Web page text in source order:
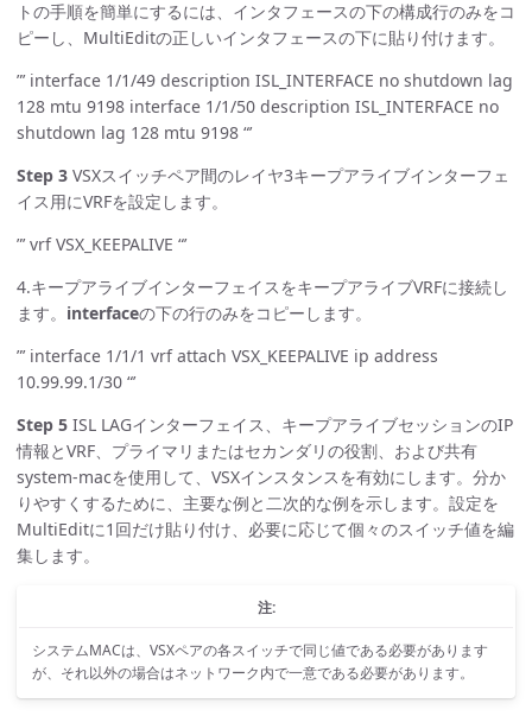
トの手順を簡単にするには、インタフェースの下の構成行のみをコ
ピーし、MultiEditの正しいインタフェースの下に貼り付けます。
”’ interface 1/1/49 description ISL_INTERFACE no shutdown lag
128 mtu 9198 interface 1/1/50 description ISL_INTERFACE no
shutdown lag 128 mtu 9198 “’
Step 3 VSXスイッチペア間のレイヤ3キープアライブインターフェ
イス用にVRFを設定します。
”’ vrf VSX_KEEPALIVE “’
4.キープアライブインターフェイスをキープアライブVRFに接続し
ます。 interfaceの下の行のみをコピーします。
”’ interface 1/1/1 vrf attach VSX_KEEPALIVE ip address
10.99.99.1/30 “’
Step 5 ISL LAGインターフェイス、キープアライブセッションのIP
情報とVRF、プライマリまたはセカンダリの役割、および共有
system-macを使用して、VSXインスタンスを有効にします。分か
りやすくするために、主要な例と二次的な例を示します。設定を
MultiEditに1回だけ貼り付け、必要に応じて個々のスイッチ値を編
集します。
注:
システムMACは、VSXペアの各スイッチで同じ値である必要があります
が、それ以外の場合はネットワーク内で一意である必要があります。